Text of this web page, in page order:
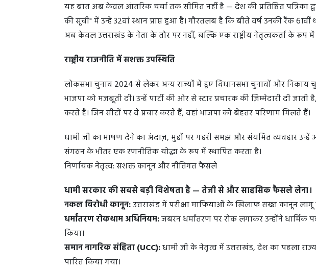
यह बात अब केवल आंतरिक चर्चा तक सीमित नहीं है — देश की प्रतिष्ठित पत्रिका
की सूची" में उन्हें 32वां स्थान प्राप्त हुआ है। गौरतलब है कि बीते वर्ष उनकी रैंक
अब केवल उत्तराखंड के नेता के तौर पर नहीं, बल्कि एक राष्ट्रीय नेतृत्वकर्ता के रूप
राष्ट्रीय राजनीति में सशक्त उपस्थिति
लोकसभा चुनाव 2024 से लेकर अन्य राज्यों में हुए विधानसभा चुनावों और निकाय
भाजपा को मजबूती दी। उन्हें पार्टी की ओर से स्टार प्रचारक की ज़िम्मेदारी दी
करते हैं। जिन सीटों पर वे प्रचार करते हैं, वहां भाजपा को बेहतर परिणाम मिलते हैं।
धामी जी का भाषण देने का अंदाज़, मुद्दों पर गहरी समझ और संयमित व्यवहार
संगठन के भीतर एक रणनीतिक योद्धा के रूप में स्थापित करता है।
निर्णायक नेतृत्व: सशक्त कानून और नीतिगत फैसले
धामी सरकार की सबसे बड़ी विशेषता है — तेजी से और साहसिक फैसले लेना।
नकल विरोधी कानून:उत्तराखंड में परीक्षा माफियाओं के खिलाफ सख्त कानून लागू
धर्मांतरण रोकथाम अधिनियम:जबरन धर्मांतरण पर रोक लगाकर उन्होंने
किया।
समान नागरिक संहिता (UCC):धामी जी के नेतृत्व में उत्तराखंड, देश का पहला
पारित किया गया।